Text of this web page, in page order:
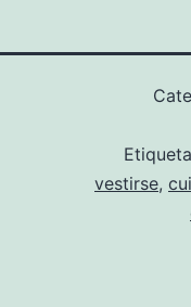
vestirse,